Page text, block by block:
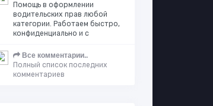
Помощь в оформлении
водительских прав любой
категории. Работаем быстро,
конфиденциально и с
Все комментарии..
Полный список последних
комментариев